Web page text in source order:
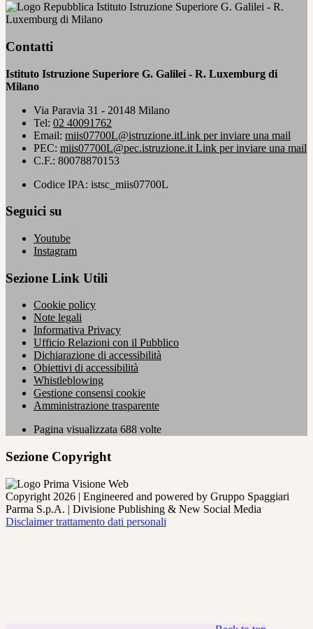
Istituto Istruzione Superiore G. Galilei - R.
Luxemburg di Milano
Contatti
Istituto Istruzione Superiore G. Galilei - R. Luxemburg di
Milano
Via Paravia 31 - 20148 Milano
Tel: 02 40091762
Email: miis07700L@istruzione.itLink per inviare una mail
PEC: miis07700L@pec.istruzione.it Link per inviare una mail
C.F.: 80078870153
Codice IPA: istsc_miis07700L
Seguici su
Youtube
Instagram
Sezione Link Utili
Cookie policy
Note legali
Informativa Privacy
Ufficio Relazioni con il Pubblico
Dichiarazione di accessibilità
Obiettivi di accessibilità
Whistleblowing
Gestione consensi cookie
Amministrazione trasparente
Pagina visualizzata 688 volte
Sezione Copyright
Copyright 2026 | Engineered and powered by Gruppo Spaggiari
Parma S.p.A. | Divisione Publishing & New Social Media
Disclaimer trattamento dati personali